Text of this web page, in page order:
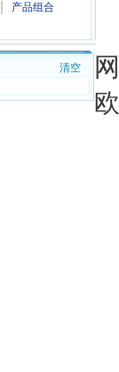
产品组合
清空